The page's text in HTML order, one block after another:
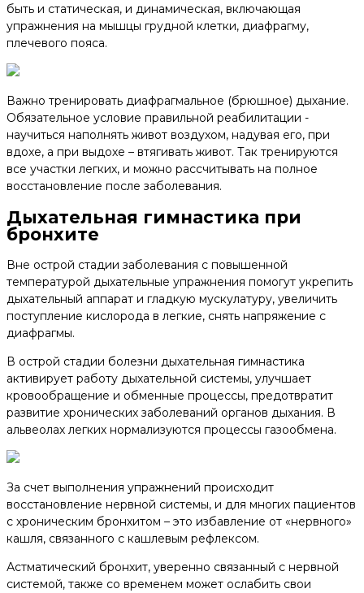
быть и статическая, и динамическая, включающая
упражнения на мышцы грудной клетки, диафрагму,
плечевого пояса.
Важно тренировать диафрагмальное (брюшное) дыхание.
Обязательное условие правильной реабилитации -
научиться наполнять живот воздухом, надувая его, при
вдохе, а при выдохе – втягивать живот. Так тренируются
все участки легких, и можно рассчитывать на полное
восстановление после заболевания.
Дыхательная гимнастика при
бронхите
Вне острой стадии заболевания с повышенной
температурой дыхательные упражнения помогут укрепить
дыхательный аппарат и гладкую мускулатуру, увеличить
поступление кислорода в легкие, снять напряжение с
диафрагмы.
В острой стадии болезни дыхательная гимнастика
активирует работу дыхательной системы, улучшает
кровообращение и обменные процессы, предотвратит
развитие хронических заболеваний органов дыхания. В
альвеолах легких нормализуются процессы газообмена.
За счет выполнения упражнений происходит
восстановление нервной системы, и для многих пациентов
с хроническим бронхитом – это избавление от «нервного»
кашля, связанного с кашлевым рефлексом.
Астматический бронхит, уверенно связанный с нервной
системой, также со временем может ослабить свои